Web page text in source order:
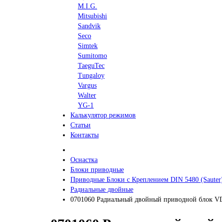
M.I.G.
Mitsubishi
Sandvik
Seco
Simtek
Sumitomo
TaeguTec
Tungaloy
Vargus
Walter
YG-1
Калькулятор режимов
Статьи
Контакты
Оснастка
Блоки приводные
Приводные Блоки с Креплением DIN 5480
Радиальные двойные
0701060 Радиальный двойный приводной блок